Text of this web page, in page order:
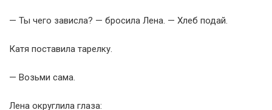
— Ты чего зависла? — бросила Лена. — Хлеб подай.
Катя поставила тарелку.
— Возьми сама.
Лена округлила глаза: